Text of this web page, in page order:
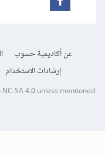
عن أكاديمية حسوب
إرشادات الاستخدام
NC-SA 4.0unless mentioned